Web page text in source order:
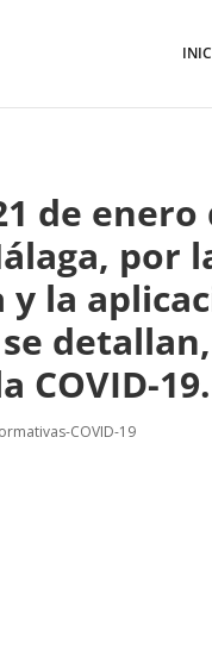
de
por
la
COVID-19.
COVID-19